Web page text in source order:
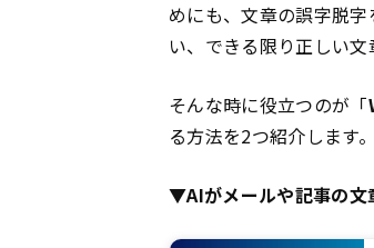
めにも、文章の誤字脱
い、できる限り正しい文
そんな時に役立つのが「
る方法を2つ紹介します。
▼AIがメールや記事の文